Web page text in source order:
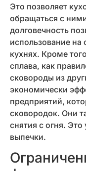
Это позволяет
обращаться с
долговечность
использование
кухнях. Кроме
сплава, как
сковороды из
экономически
предприятий,
сковородок. Они
снятия с огня.
выпечки.